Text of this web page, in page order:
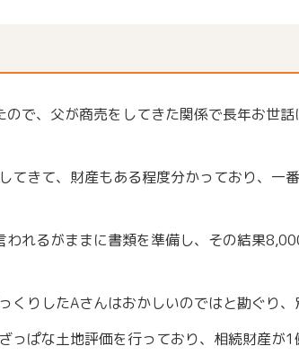
ので、父が商売をしてきた関係で長年お世
てきて、財産もある程度分かっており、一
われるがままに書類を準備し、その結果
くりしたAさんはおかしいのではと勘ぐり
っぱな土地評価を行っており、相続財産が